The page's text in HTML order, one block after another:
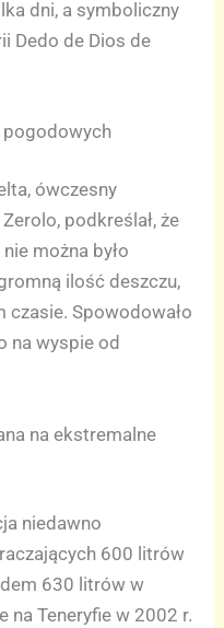
dni, a symboliczny
Dedo de Dios de
ówczesny
podkreślał, że
można było
ilość deszczu,
czasie. Spowodowało
na wyspie od
na ekstremalne
niedawno
600 litrów
630 litrów w
na Teneryfie w 2002 r.